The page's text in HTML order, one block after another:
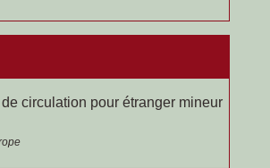
circulation pour étranger mineur